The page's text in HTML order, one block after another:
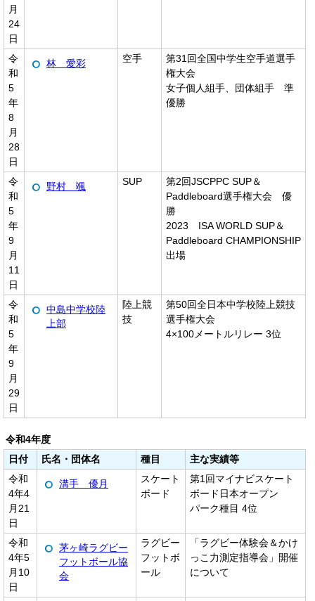
月
24
日
令
和
5
年
8
月
28
日
林 愛彩 空手
第31回全国中学生空手道選手
権大会
女子個人組手、団体組手 準
優勝
令
和
5
年
9
月
11
日
野村 颯 SUP
第2回JSCPPC SUP＆
Paddleboard選手権大会 優
勝
2023 ISA WORLD SUP＆
Paddleboard CHAMPIONSHIP
出場
令
和
5
年
9
月
29
日
中島中学校陸
上部
陸上競
技
第50回全日本中学校陸上競技
選手権大会
4×100メートルリレー 3位
令和4年度
日付
氏名・団体名 種目
主な実績等
令和
4年4
月21
日
溝手 優月
スケート
ボード
第1回マイナビスケート
ボード日本オープン
パーク種目 4位
令和
4年5
月10
日
茅ヶ崎ラグビー
フットボール協
会
ラグビー
フットボ
ール
「ラグビー体験会＆かけ
っこ力測定指導会」開催
について